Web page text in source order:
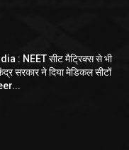
: NEET सीट मैट्रिक्स से भी
सरकार ने दिया मेडिकल सीटों